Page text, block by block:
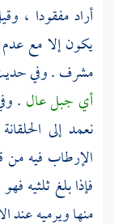
أراد مفقودا ،
يكون إلا مع
مشرف . وفي
أي جبل عال .
نعمد إلى
الإرطاب فيه من
فإذا بلغ ثلثيه
منها ويرميه عند